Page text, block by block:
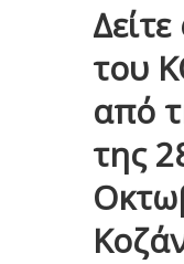
του
από
της